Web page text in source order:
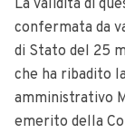
La validità di
confermata da
di Stato del 25
che ha ribadito
amministrativo
emerito della